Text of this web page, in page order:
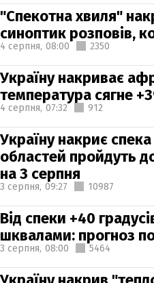
"Спекотна хвиля"
синоптик розповів,
4 серпня, 08:00 2350
Україну накриває
температура сягне
4 серпня, 07:32 912
Україну накриє
областей пройдуть
на 3 серпня
3 серпня, 09:27 10987
Від спеки +40
шквалами: прогноз
3 серпня, 08:00 5464